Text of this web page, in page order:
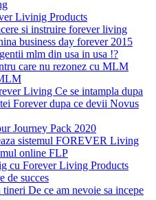
Livinig Products
si instruire forever living
business day forever 2015
mlm din usa in usa !?
care nu rezonez cu MLM
Living Ce se intampla dupa
Forever dupa ce devii Novus
Journey Pack 2020
sistemul FOREVER Living
online FLP
cu Forever Living Products
de succes
De ce am nevoie sa incepe